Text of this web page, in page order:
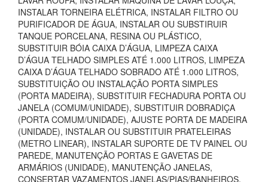
INSTALAR TORNEIRA ELÉTRICA, INSTALAR FILTRO OU
PURIFICADOR DE ÁGUA, INSTALAR OU SUBSTIRUIR
TANQUE PORCELANA, RESINA OU PLÁSTICO,
SUBSTITUIR BÓIA CAIXA D’ÁGUA, LIMPEZA CAIXA
D’ÁGUA TELHADO SIMPLES ATÉ 1.000 LITROS, LIMPEZA
CAIXA D’ÁGUA TELHADO SOBRADO ATÉ 1.000 LITROS,
SUBSTITUIÇÃO OU INSTALAÇÃO PORTA SIMPLES
(PORTA MADEIRA), SUBSTITUIR FECHADURA PORTA OU
JANELA (COMUM/UNIDADE), SUBSTITUIR DOBRADIÇA
(PORTA COMUM/UNIDADE), AJUSTE PORTA DE MADEIRA
(UNIDADE), INSTALAR OU SUBSTITUIR PRATELEIRAS
(METRO LINEAR), INSTALAR SUPORTE DE TV PAINEL OU
PAREDE, MANUTENÇÃO PORTAS E GAVETAS DE
ARMÁRIOS (UNIDADE), MANUTENÇÃO JANELAS,
CONSERTAR VAZAMENTOS JANELAS/PIAS/BANHEIROS,